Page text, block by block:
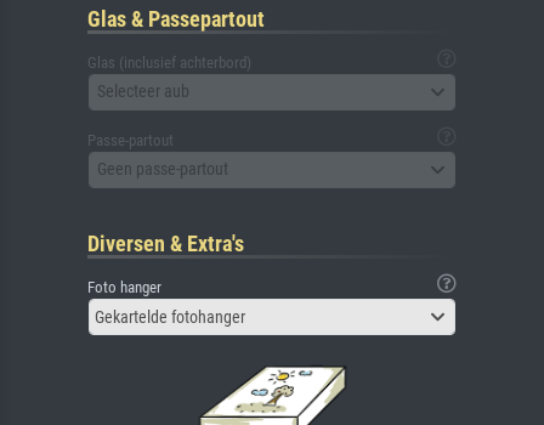
Glas & Passepartout
Glas (inclusief achterbord)
Selecteer aub
Passe-partout
Geen passe-partout
Diversen & Extra's
Foto hanger
Gekartelde fotohanger